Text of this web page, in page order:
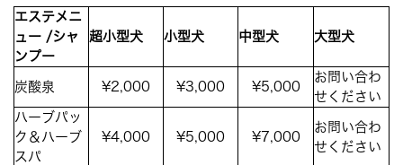
エステメニ
ュー /シャ
ンプー
超小型犬 小型犬 中型犬 大型犬
炭酸泉 ¥2,000 ¥3,000 ¥5,000
お問い合わ
せください
ハーブパッ
ク＆ハーブ
スパ
¥4,000 ¥5,000 ¥7,000
お問い合わ
せください